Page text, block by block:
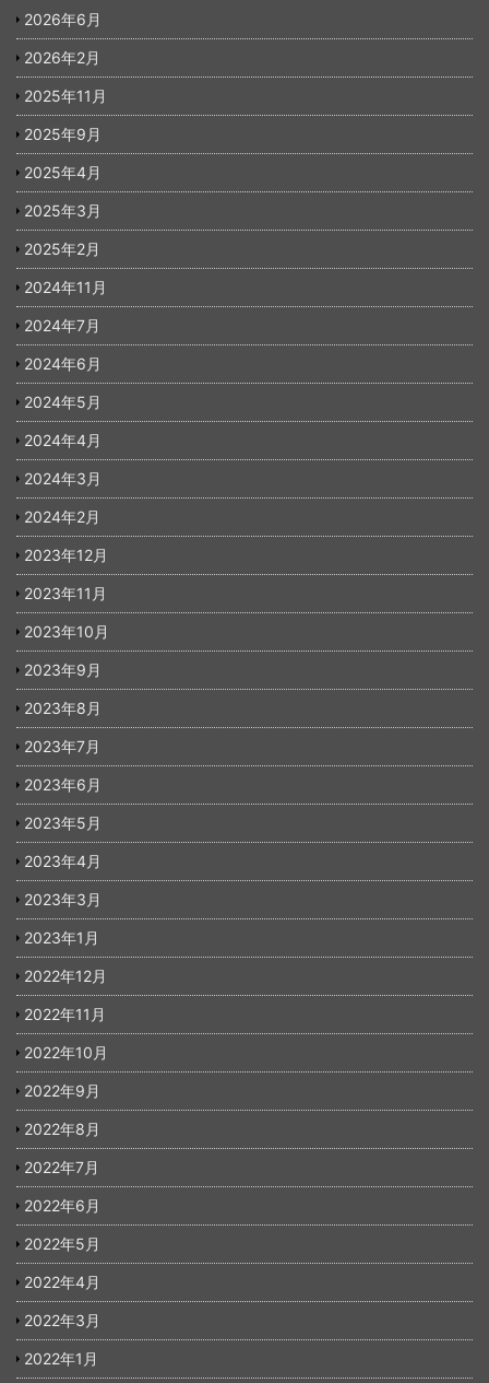
2026年6月
2026年2月
2025年11月
2025年9月
2025年4月
2025年3月
2025年2月
2024年11月
2024年7月
2024年6月
2024年5月
2024年4月
2024年3月
2024年2月
2023年12月
2023年11月
2023年10月
2023年9月
2023年8月
2023年7月
2023年6月
2023年5月
2023年4月
2023年3月
2023年1月
2022年12月
2022年11月
2022年10月
2022年9月
2022年8月
2022年7月
2022年6月
2022年5月
2022年4月
2022年3月
2022年1月